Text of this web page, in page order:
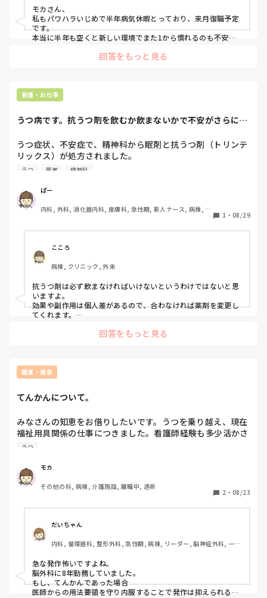
外科, 慢性期, 回復期, 終末期
モカさん、
私もパワハラいじめで半年病気休暇とっており、来月復職予定
です。
本当に半年も空くと新しい環境でまた1から慣れるのも不安だ
私も部署移動を希望しており、また環境が変わると思うと不安
のは時間がかかるかもですが、モカさんのペースを大事にして
働けたらいいですね。
周りの人にも頼りながらで全然いいと思うので、頑張りすぎず
に進んでいってくださいね。
回答をもっと見る
看護・お仕事
うつ病です。抗うつ剤を飲むか飲まないかで不安がさらに強
うつ症状、不安症で、精神科から眠剤と抗うつ剤（トリンテ
リックス）が処方されました。
トリンテリックスの副作用を見てたら以前別の抗うつ剤（ト
ったり、吐き気が強い等書いてあり不安です。そもそも薬嫌
いで、抗うつ剤を飲むか飲まないかでさらに不安が強くなっ
ています。本当に飲むべきなのでしょうか？眠剤だけで様子
ね…どうしたら良いのでしょうか。
うつ 医者 精神科
ぱー
内科, 外科, 消化器内科, 皮膚科, 急性期, 新人ナース, 病棟, 消
1 ・ 08/29
こころ
病棟, クリニック, 外来
抗うつ剤は必ず飲まなければいけないというわけではないと思
いますよ。
効果や副作用は個人差があるので、合わなければ薬剤を変更し
てくれます。
それで不安が軽快されれば良い事ですし。
といっても大丈夫だと思いますよ
回答をもっと見る
健康・美容
てんかんについて。
みなさんの知恵をお借りしたいです。うつを乗り越え、現在
福祉用具関係の仕事につきました。看護師経験も多少活かさ
れ、入社後は充実、覚えることは多いけど、周りの人はとて
るようになりました。もともと数ヶ月前からびくびくっとな
ることはありました。ただ、ほんの数分で終わることがおお
く、寝ればけろっと治っていたため、そこまで気にせず、う
つもまだ残っているし、神経衰弱かな？くらいに思ってまし
た。しかし、この頃ひどくなり、突然の痙攣、呂律が回らな
い、脱力が目立ち、最近はほぼ毎日痙攣、救急車で３回運ば
れ、一度入院、てんかんの可能性が高いと言われました。職
場からは、出勤できるときは事務作業に入ってもらうと言わ
れました。事務作業でも周りの方やお客様の役に立てること
は理解してます。でも、やっと自分で興味をもって採用さ
れ、頑張っていたところにいまの現状があります。本日、て
んかんと診断はされてませんが、搬送先でやっと抗てんかん
うつ
モカ
その他の科, 病棟, 介護施設, 離職中, 透析
2 ・ 08/23
だいちゃん
内科, 循環器科, 整形外科, 急性期, 病棟, リーダー, 脳神経外科, 一般
急な発作怖いですよね。
脳外科に8年勤務していました。
もし、てんかんであった場合
医師からの用法要領を守り内服することで発作は抑えられると